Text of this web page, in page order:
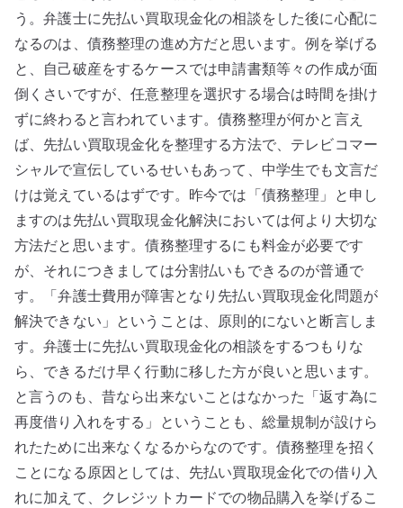
う。弁護士に先払い買取現金化の相談をした後に心配に
なるのは、債務整理の進め方だと思います。例を挙げる
と、自己破産をするケースでは申請書類等々の作成が面
倒くさいですが、任意整理を選択する場合は時間を掛け
ずに終わると言われています。債務整理が何かと言え
ば、先払い買取現金化を整理する方法で、テレビコマー
シャルで宣伝しているせいもあって、中学生でも文言だ
けは覚えているはずです。昨今では「債務整理」と申し
ますのは先払い買取現金化解決においては何より大切な
方法だと思います。債務整理するにも料金が必要です
が、それにつきましては分割払いもできるのが普通で
す。「弁護士費用が障害となり先払い買取現金化問題が
解決できない」ということは、原則的にないと断言しま
す。弁護士に先払い買取現金化の相談をするつもりな
ら、できるだけ早く行動に移した方が良いと思います。
と言うのも、昔なら出来ないことはなかった「返す為に
再度借り入れをする」ということも、総量規制が設けら
れたために出来なくなるからなのです。債務整理を招く
ことになる原因としては、先払い買取現金化での借り入
れに加えて、クレジットカードでの物品購入を挙げるこ